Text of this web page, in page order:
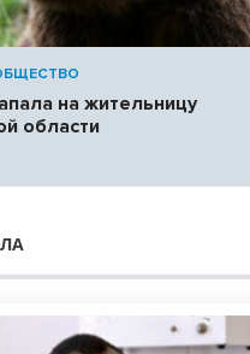
на жительницу
области